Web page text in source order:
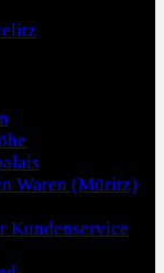
Waren (Müritz)
Kundenservice